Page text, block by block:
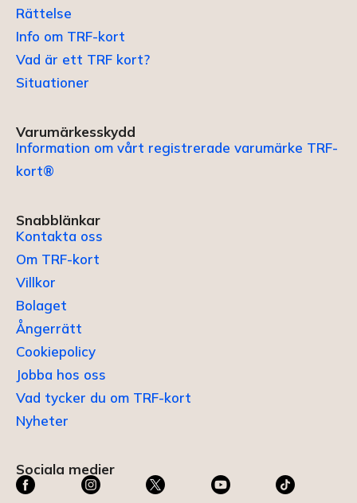
Rättelse
Info om TRF-kort
Vad är ett TRF kort?
Situationer
Varumärkesskydd
Information om vårt registrerade varumärke TRF-
kort®
Snabblänkar
Kontakta oss
Om TRF-kort
Villkor
Bolaget
Ångerrätt
Cookiepolicy
Jobba hos oss
Vad tycker du om TRF-kort
Nyheter
Sociala medier